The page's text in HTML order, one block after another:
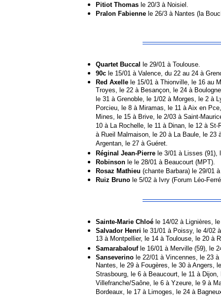
Pitiot Thomas le 20/3 à Noisiel.
Pralon Fabienne le 26/3 à Nantes (la
Quartet Buccal
le 29/01 à Toulouse.
90c le 15/01 à Valence, du 22 au 24 à
Red Axelle le 15/01 à Thionville, le 16 au
Troyes, le 22 à Besançon, le 24 à
le 31 à Grenoble, le 1/02 à Morges, le 2 à
Porcieu, le 8 à Miramas, le 11 à Aix en
Mines, le 15 à Brive, le 2/03 à Saint-
10 à La Rochelle, le 11 à Dinan, le 12 à
à Rueil Malmaison, le 20 à La Baule, le
Argentan, le 27 à Guéret.
Réginal Jean-Pierre le 3/01 à Lisses (91),
Robinson le le 28/01 à Beaucourt (MPT).
Rosaz Mathieu (chante Barbara) le 29/01
Ruiz Bruno le 5/02 à Ivry (Forum Léo-
Sainte-Marie Chloé le 14/02 à Lignières,
Salvador Henri le 31/01 à Poissy, le 4/02
13 à Montpellier, le 14 à Toulouse, le 20 à
Samarabaloufle 16/01 à Merville (59), le
Sanseverino le 22/01 à Vincennes, le 23
Nantes, le 29 à Fougères, le 30 à Angers,
Strasbourg, le 6 à Beaucourt, le 11 à
Villefranche/Saône, le 6 à Yzeure, le 9 à
Bordeaux, le 17 à Limoges, le 24 à